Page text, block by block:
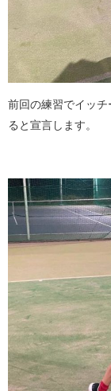
前回の練習でイッ
ると宣言します。